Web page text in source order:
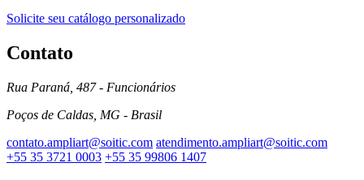
Solicite seu catálogo personalizado
Contato
Rua Paraná, 487 - Funcionários
Poços de Caldas, MG - Brasil
contato.ampliart@soitic.com atendimento.ampliart@soitic.com
+55 35 3721 0003 +55 35 99806 1407